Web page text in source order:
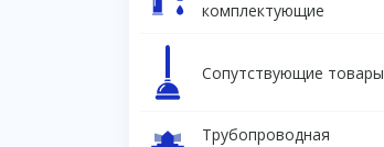
комплектующие
Сопутствующие товары
Трубопроводная